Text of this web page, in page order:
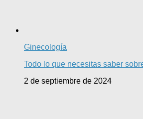
Ginecología
Todo lo que necesitas saber
2 de septiembre de 2024